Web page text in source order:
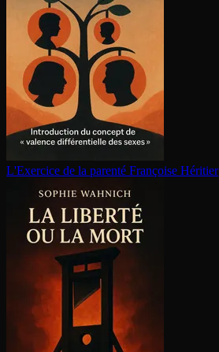
L'Exercice de la parenté Françoise Héritier